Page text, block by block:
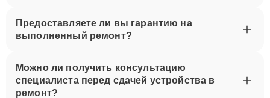
Предоставляете ли вы гарантию на
выполненный ремонт?
Можно ли получить консультацию
специалиста перед сдачей устройства в
ремонт?